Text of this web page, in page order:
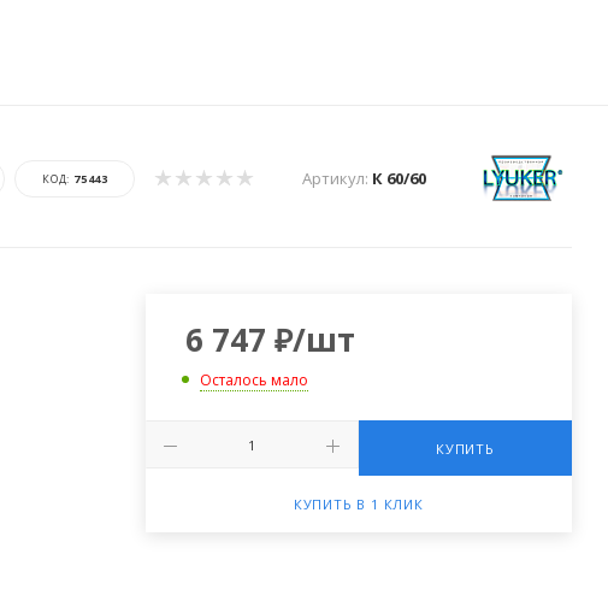
КОД: 75443 Артикул: К 60/60
6 747 ₽/шт
Осталось мало
КУПИТЬ
КУПИТЬ В 1 КЛИК